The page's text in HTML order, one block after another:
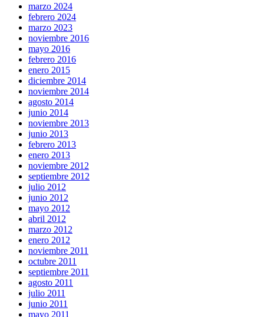
marzo 2024
febrero 2024
marzo 2023
noviembre 2016
mayo 2016
febrero 2016
enero 2015
diciembre 2014
noviembre 2014
agosto 2014
junio 2014
noviembre 2013
junio 2013
febrero 2013
enero 2013
noviembre 2012
septiembre 2012
julio 2012
junio 2012
mayo 2012
abril 2012
marzo 2012
enero 2012
noviembre 2011
octubre 2011
septiembre 2011
agosto 2011
julio 2011
junio 2011
mayo 2011